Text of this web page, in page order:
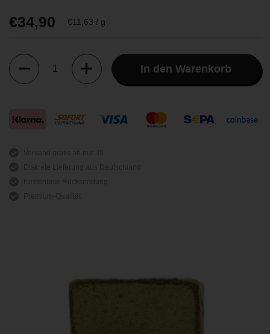
Regulärer Preis
€34,90 Stückpreis
€11,63 / g
Anzahl In den Warenkorb